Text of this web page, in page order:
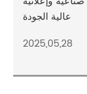
عالية الجودة
2025,05,28